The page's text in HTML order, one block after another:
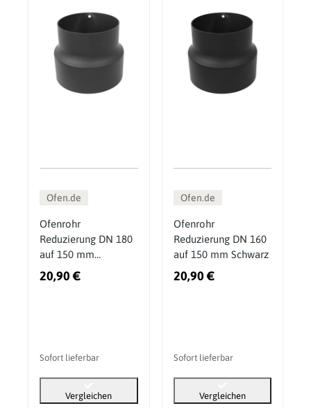
Ofen.de
Ofenrohr
Reduzierung DN 180
auf 150 mm
Gussgrau
20,90 €
Sofort lieferbar
Vergleichen
Ofen.de
Ofenrohr
Reduzierung DN 160
auf 150 mm Schwarz
20,90 €
Sofort lieferbar
Vergleichen